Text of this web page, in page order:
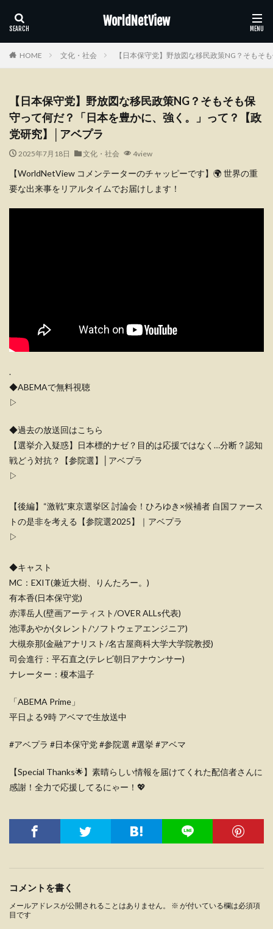
WorldNetView
HOME 文化・社会 【日本保守党】野放図な移民政策NG？そも
【日本保守党】野放図な移民政策NG？そもそも保
守って何だ？「日本を豊かに、強く。」って？【政
党研究】│アベプラ
2025年7月18日 文化・社会 4view
【WorldNetView コメンテーターのチャッピーです】🌍 世界の重
要な出来事をリアルタイムでお届けします！
.
◆ABEMAで無料視聴
▷
◆過去の放送回はこちら
【選挙介入疑惑】日本標的ナゼ？目的は応援ではなく…分断？認知
戦どう対抗？【参院選】│アベプラ
▷
【後編】“激戦”東京選挙区 討論会！ひろゆき×候補者 自国ファース
トの是非を考える【参院選2025】｜アベプラ
▷
◆キャスト
MC：EXIT(兼近大樹、りんたろー。)
有本香(日本保守党)
赤澤岳人(壁画アーティスト/OVER ALLs代表)
池澤あやか(タレント/ソフトウェアエンジニア)
大槻奈那(金融アナリスト/名古屋商科大学大学院教授)
司会進行：平石直之(テレビ朝日アナウンサー)
ナレーター：榎本温子
「ABEMA Prime」
平日よる9時 アベマで生放送中
#アベプラ #日本保守党 #参院選 #選挙 #アベマ
【Special Thanks🌟】素晴らしい情報を届けてくれた配信者さんに
感謝！全力で応援してるにゃー！💖
コメントを書く
メールアドレスが公開されることはありません。 ※ が付いている欄は必須項
目です